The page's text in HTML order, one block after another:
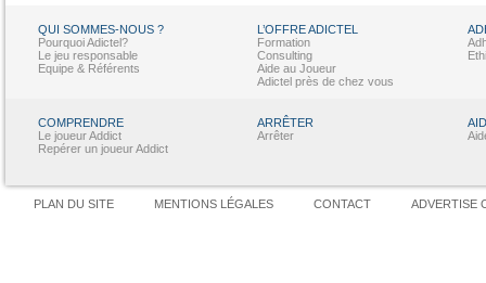
QUI SOMMES-NOUS ?
Pourquoi Adictel?
Le jeu responsable
Equipe & Référents
L’OFFRE ADICTEL
Formation
Consulting
Aide au Joueur
Adictel près de chez vous
COMPRENDRE
Le joueur Addict
Repérer un joueur Addict
ARRÊTER
Arrêter
PLAN DU SITE MENTIONS LÉGALES CONTACT ADVERTISE